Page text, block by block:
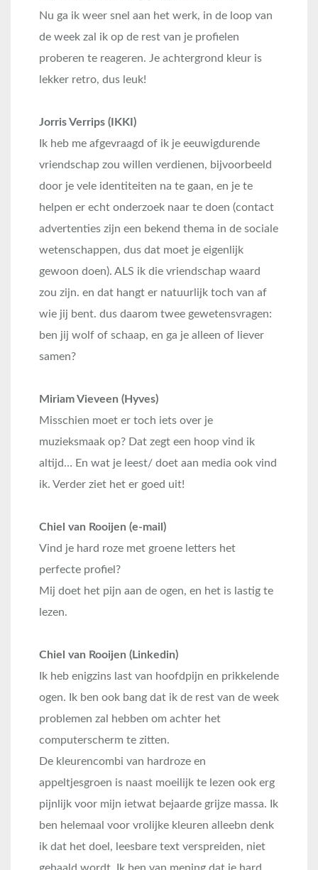
Nu ga ik weer snel aan het werk, in de loop van
de week zal ik op de rest van je profielen
proberen te reageren. Je achtergrond kleur is
lekker retro, dus leuk!
Jorris Verrips (IKKI)
Ik heb me afgevraagd of ik je eeuwigdurende
vriendschap zou willen verdienen, bijvoorbeeld
door je vele identiteiten na te gaan, en je te
helpen er echt onderzoek naar te doen (contact
advertenties zijn een bekend thema in de sociale
wetenschappen, dus dat moet je eigenlijk
gewoon doen). ALS ik die vriendschap waard
zou zijn. en dat hangt er natuurlijk toch van af
wie jij bent. dus daarom twee gewetensvragen:
ben jij wolf of schaap, en ga je alleen of liever
samen?
Miriam Vieveen (Hyves)
Misschien moet er toch iets over je
muzieksmaak op? Dat zegt een hoop vind ik
altijd… En wat je leest/ doet aan media ook vind
ik. Verder ziet het er goed uit!
Chiel van Rooijen (e-mail)
Vind je hard roze met groene letters het
perfecte profiel?
Mij doet het pijn aan de ogen, en het is lastig te
lezen.
Chiel van Rooijen (Linkedin)
Ik heb enigzins last van hoofdpijn en prikkelende
ogen. Ik ben ook bang dat ik de rest van de week
problemen zal hebben om achter het
computerscherm te zitten.
De kleurencombi van hardroze en
appeltjesgroen is naast moeilijk te lezen ook erg
pijnlijk voor mijn ietwat bejaarde grijze massa. Ik
ben helemaal voor vrolijke kleuren alleebn denk
ik dat het doel, leesbare text verspreiden, niet